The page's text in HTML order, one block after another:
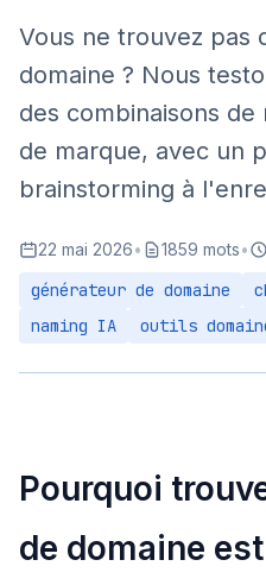
Vous ne trouvez pas
domaine ? Nous
des combinaisons
de marque, avec un
brainstorming à
22 mai 2026• 1859 mots•
générateur de domaine
naming IA
outils
Pourquoi
de domaine